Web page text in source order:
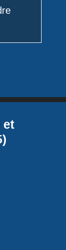
et